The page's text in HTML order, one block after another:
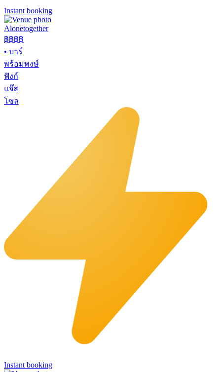
Instant booking
Alonetogether
฿฿฿฿
• บาร์
พร้อมพงษ์
ฟังก์
แจ๊ส
โซล
Instant booking